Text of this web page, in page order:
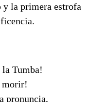
y la primera estrofa
Tumba!
morir!
pronuncia,